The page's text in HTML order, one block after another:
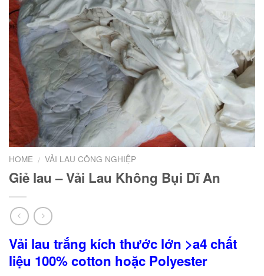
HOME / VẢI LAU CÔNG NGHIỆP
Giẻ lau – Vải Lau Không Bụi Dĩ An
Vải lau trắng kích thước lớn >a4 chất
liệu 100% cotton hoặc Polyester